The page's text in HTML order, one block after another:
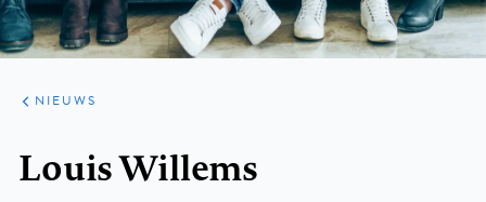
ARTIKELEN
HET
KORT
NIEUWS
Louis Willems